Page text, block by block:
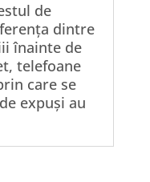
de
dintre
înainte de
telefoane
care se
expuși au